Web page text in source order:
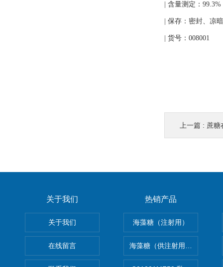
| 含量测定：99.3%
| 保存：密封、凉
| 货号：008001
上一篇 : 蔗糖
关于我们
关于我们
在线留言
热销产品
海藻糖（注射用）
海藻糖（供注射用）（无菌）